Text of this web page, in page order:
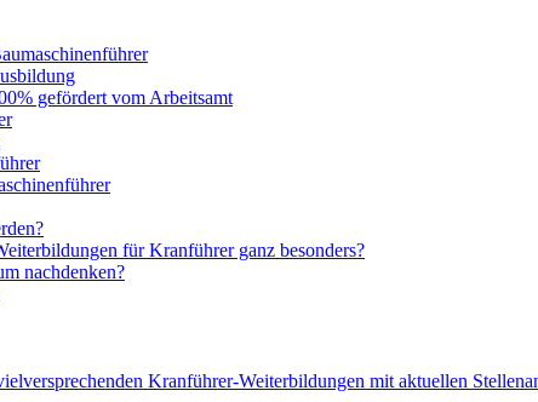
gefördert vom Arbeitsamt
für Kranführer ganz besonders?
nachdenken?
Kranführer-Weiterbildungen mit aktuellen